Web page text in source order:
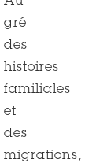
gré
des
histoires
familiales
et
des
migrations,